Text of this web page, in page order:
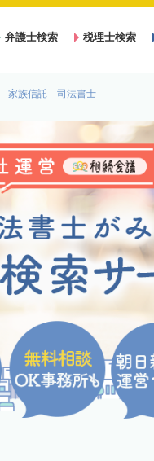
弁護士検索 税理士検索
家族信託 司法書士